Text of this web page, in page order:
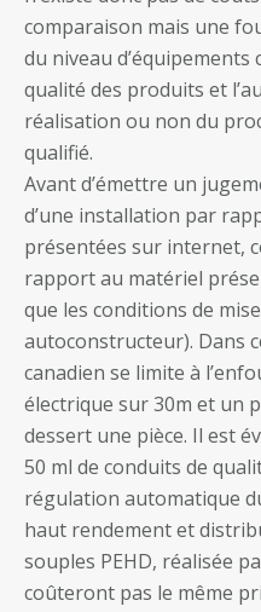
comparaison mais une
du niveau d’équipements
qualité des produits et
réalisation ou non du
qualifié.
Avant d’émettre un
d’une installation par
présentées sur internet,
rapport au matériel
que les conditions de
autoconstructeur). Dans
canadien se limite à
électrique sur 30m et un
dessert une pièce. Il est
50 ml de conduits de
régulation automatique
haut rendement et
souples PEHD, réalisée
coûteront pas le même